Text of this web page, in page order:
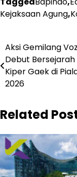
Kejaksaan Agung,
Navigasi
pos
Aksi Gemilang
Debut Bersejarah
Kiper Gaek di
2026
Related